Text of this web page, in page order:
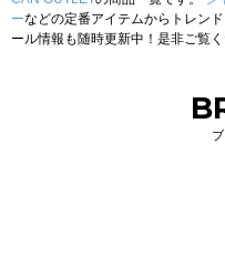
ーなどの定番アイテムからトレン
ール情報も随時更新中！是非ご覧く